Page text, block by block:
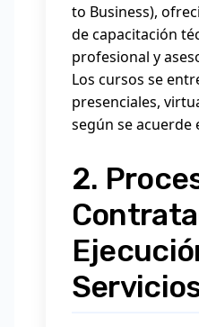
to Business),
de capacitación
profesional y
Los cursos se
presenciales,
según se acuerde
2.